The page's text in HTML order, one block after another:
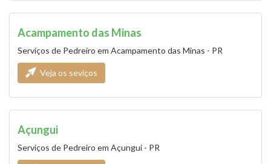
Acampamento das Minas
Serviços de Pedreiro em Acampamento das Minas - PR
Veja os seviços
Açungui
Serviços de Pedreiro em Açungui - PR